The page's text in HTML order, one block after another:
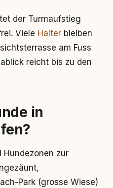
der Turmaufstieg
Viele Halter bleiben
am Fuss
reicht bis zu den
in
Hundezonen zur
Park (grosse Wiese)